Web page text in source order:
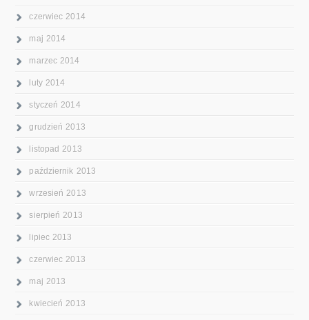
czerwiec 2014
maj 2014
marzec 2014
luty 2014
styczeń 2014
grudzień 2013
listopad 2013
październik 2013
wrzesień 2013
sierpień 2013
lipiec 2013
czerwiec 2013
maj 2013
kwiecień 2013